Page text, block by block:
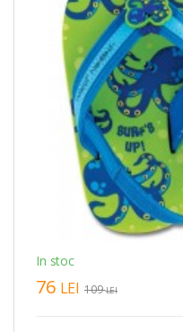
In stoc
76 LEI 109LEI